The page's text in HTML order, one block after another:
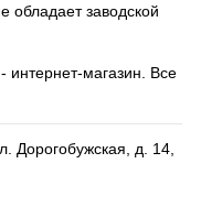
обладает заводской
магазин. Все
Дорогобужская, д. 14,